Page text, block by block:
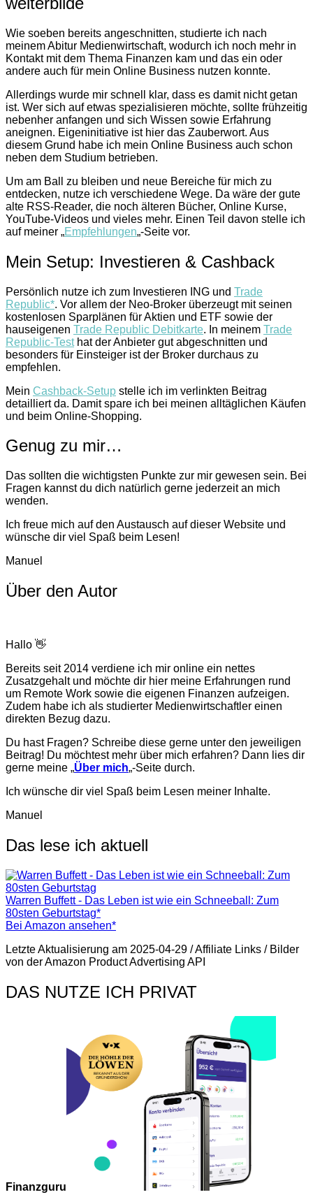
Wie soeben bereits angeschnitten, studierte ich nach
meinem Abitur Medienwirtschaft, wodurch ich noch mehr in
Kontakt mit dem Thema Finanzen kam und das ein oder
andere auch für mein Online Business nutzen konnte.
Allerdings wurde mir schnell klar, dass es damit nicht getan
ist. Wer sich auf etwas spezialisieren möchte, sollte frühzeitig
nebenher anfangen und sich Wissen sowie Erfahrung
aneignen. Eigeninitiative ist hier das Zauberwort. Aus
diesem Grund habe ich mein Online Business auch schon
neben dem Studium betrieben.
Um am Ball zu bleiben und neue Bereiche für mich zu
entdecken, nutze ich verschiedene Wege. Da wäre der gute
alte RSS-Reader, die noch älteren Bücher, Online Kurse,
YouTube-Videos und vieles mehr. Einen Teil davon stelle ich
auf meiner „Empfehlungen„-Seite vor.
Mein Setup: Investieren & Cashback
Persönlich nutze ich zum Investieren ING und Trade
Republic*. Vor allem der Neo-Broker überzeugt mit seinen
kostenlosen Sparplänen für Aktien und ETF sowie der
hauseigenen Trade Republic Debitkarte. In meinem Trade
Republic-Testhat der Anbieter gut abgeschnitten und
besonders für Einsteiger ist der Broker durchaus zu
empfehlen.
Mein Cashback-Setup stelle ich im verlinkten Beitrag
detailliert da. Damit spare ich bei meinen alltäglichen Käufen
und beim Online-Shopping.
Genug zu mir…
Das sollten die wichtigsten Punkte zur mir gewesen sein. Bei
Fragen kannst du dich natürlich gerne jederzeit an mich
wenden.
Ich freue mich auf den Austausch auf dieser Website und
wünsche dir viel Spaß beim Lesen!
Manuel
Über den Autor
Hallo 👋
Bereits seit 2014 verdiene ich mir online ein nettes
Zusatzgehalt und möchte dir hier meine Erfahrungen rund
um Remote Work sowie die eigenen Finanzen aufzeigen.
Zudem habe ich als studierter Medienwirtschaftler einen
direkten Bezug dazu.
Du hast Fragen? Schreibe diese gerne unter den jeweiligen
Beitrag! Du möchtest mehr über mich erfahren? Dann lies dir
gerne meine „Über mich„-Seite durch.
Ich wünsche dir viel Spaß beim Lesen meiner Inhalte.
Manuel
Das lese ich aktuell
Warren Buffett - Das Leben ist wie ein Schneeball: Zum
80sten Geburtstag*
Bei Amazon ansehen*
Letzte Aktualisierung am 2025-04-29 / Affiliate Links / Bilder
von der Amazon Product Advertising API
DAS NUTZE ICH PRIVAT
Finanzguru